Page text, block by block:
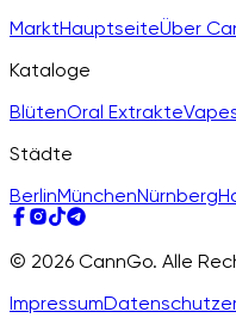
MarktHauptseiteÜber
Kataloge
BlütenOral Extrakte
Städte
BerlinMünchenNürnberg
© 2026 CannGo. Alle
Impressum